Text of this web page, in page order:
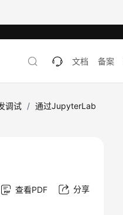
文档 备案
调试 / 通过JupyterLab
查看PDF 分享